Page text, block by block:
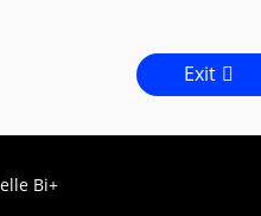
Exit
Bi+